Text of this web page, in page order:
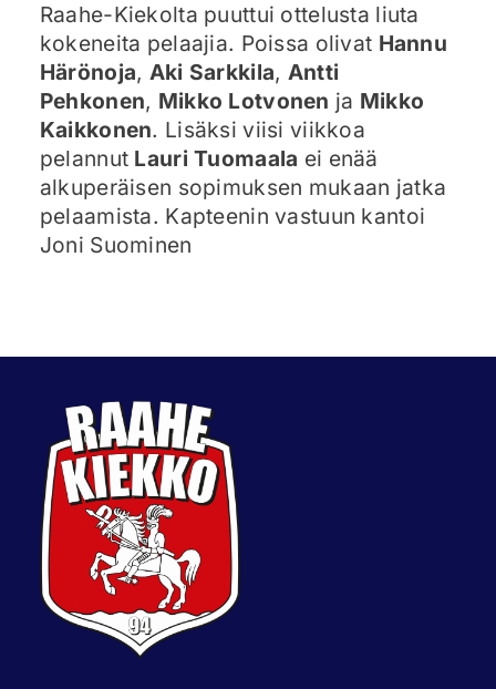
Raahe-Kiekolta puuttui ottelusta liuta
kokeneita pelaajia. Poissa olivat Hannu
Härönoja, Aki Sarkkila, Antti
Pehkonen, Mikko Lotvonen ja Mikko
Kaikkonen. Lisäksi viisi viikkoa
pelannut Lauri Tuomaala ei enää
alkuperäisen sopimuksen mukaan jatka
pelaamista. Kapteenin vastuun kantoi
Joni Suominen